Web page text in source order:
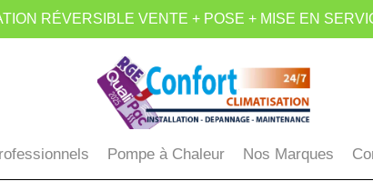
RÉVERSIBLE VENTE + POSE + MISE EN
Pompe à Chaleur Nos Marques